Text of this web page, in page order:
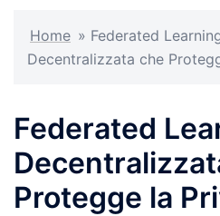
Home » Federated
Decentralizzata che
Federated
Protegge la